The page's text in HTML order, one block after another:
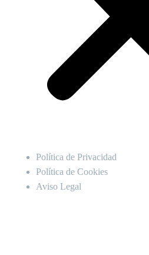
Política de Privacidad
Política de Cookies
Aviso Legal